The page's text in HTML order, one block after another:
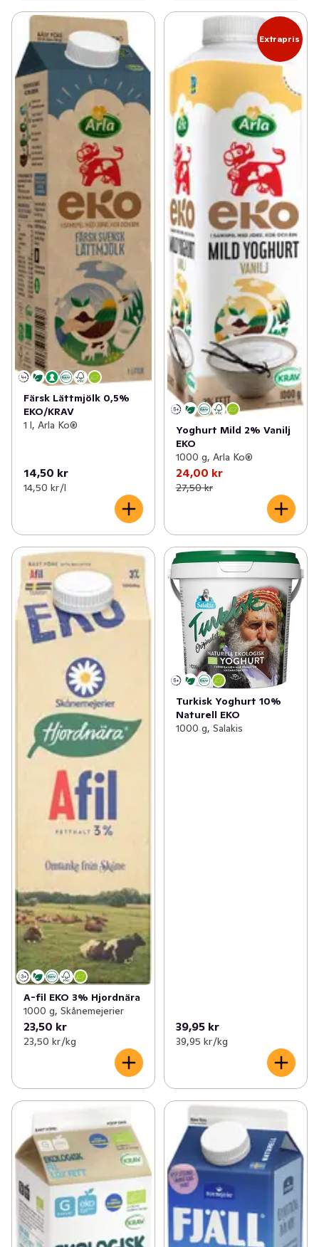
Färsk Lättmjölk 0,5%
EKO/KRAV
1 l, Arla Ko®
14,50 kr
14,50 kr /l
Extrapris
Yoghurt Mild 2% Vanilj
EKO
1000 g, Arla Ko®
24,00 kr
27,50 kr
A-fil EKO 3% Hjordnära
1000 g, Skånemejerier
23,50 kr
23,50 kr /kg
Turkisk Yoghurt 10%
Naturell EKO
1000 g, Salakis
39,95 kr
39,95 kr /kg